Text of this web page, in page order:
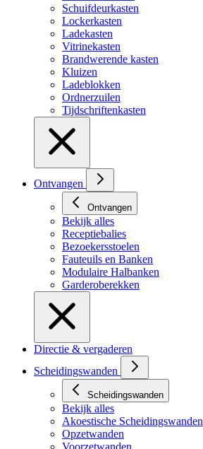
Schuifdeurkasten
Lockerkasten
Ladekasten
Vitrinekasten
Brandwerende kasten
Kluizen
Ladeblokken
Ordnerzuilen
Tijdschriftenkasten
Ontvangen
Ontvangen
Bekijk alles
Receptiebalies
Bezoekersstoelen
Fauteuils en Banken
Modulaire Halbanken
Garderoberekken
Directie & vergaderen
Scheidingswanden
Scheidingswanden
Bekijk alles
Akoestische Scheidingswanden
Opzetwanden
Voorzetwanden